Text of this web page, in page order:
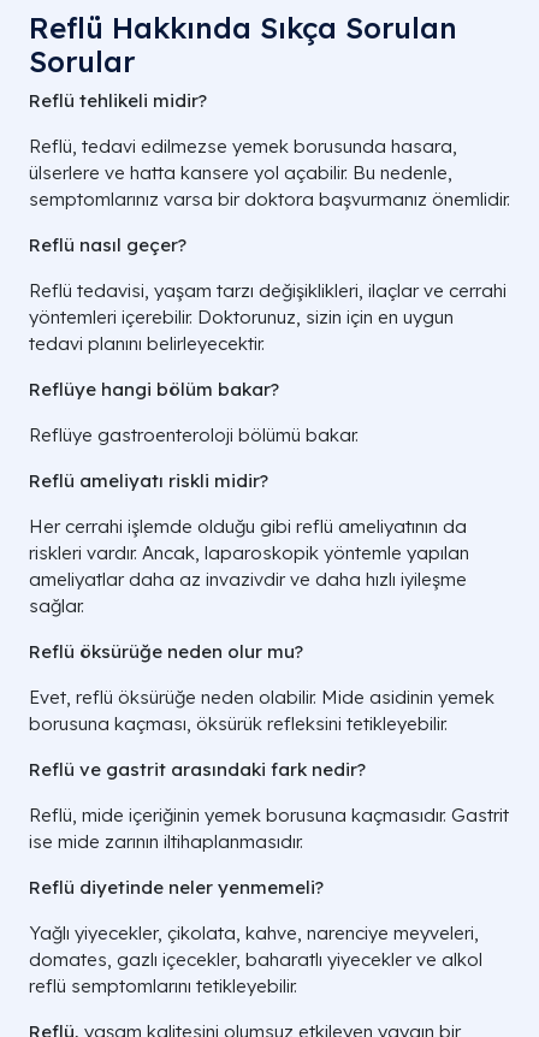
Reflü Hakkında Sıkça Sorulan
Sorular
Reflü tehlikeli midir?
Reflü, tedavi edilmezse yemek borusunda hasara,
ülserlere ve hatta kansere yol açabilir. Bu nedenle,
semptomlarınız varsa bir doktora başvurmanız önemlidir.
Reflü nasıl geçer?
Reflü tedavisi, yaşam tarzı değişiklikleri, ilaçlar ve cerrahi
yöntemleri içerebilir. Doktorunuz, sizin için en uygun
tedavi planını belirleyecektir.
Reflüye hangi bölüm bakar?
Reflüye gastroenteroloji bölümü bakar.
Reflü ameliyatı riskli midir?
Her cerrahi işlemde olduğu gibi reflü ameliyatının da
riskleri vardır. Ancak, laparoskopik yöntemle yapılan
ameliyatlar daha az invazivdir ve daha hızlı iyileşme
sağlar.
Reflü öksürüğe neden olur mu?
Evet, reflü öksürüğe neden olabilir. Mide asidinin yemek
borusuna kaçması, öksürük refleksini tetikleyebilir.
Reflü ve gastrit arasındaki fark nedir?
Reflü, mide içeriğinin yemek borusuna kaçmasıdır. Gastrit
ise mide zarının iltihaplanmasıdır.
Reflü diyetinde neler yenmemeli?
Yağlı yiyecekler, çikolata, kahve, narenciye meyveleri,
domates, gazlı içecekler, baharatlı yiyecekler ve alkol
reflü semptomlarını tetikleyebilir.
Reflü, yaşam kalitesini olumsuz etkileyen yaygın bir